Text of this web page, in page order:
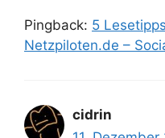
Pingback: 5
Netzpiloten.de –
cidrin